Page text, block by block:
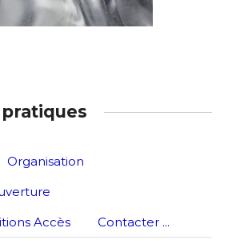
Organisation
Accès
Contacter ...